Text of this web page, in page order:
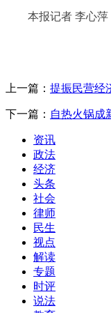
本报记者 李心萍
上一篇： 提振民营经
下一篇： 自热火锅成
资讯
政法
经济
头条
社会
律师
民生
视点
解读
专题
时评
说法